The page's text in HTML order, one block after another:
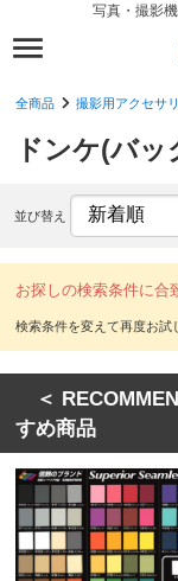
写真・撮影
全商品 撮影用アクセサ
ドンケ(バ
並び替え
お探しの検索条件に合
＜
すめ商品